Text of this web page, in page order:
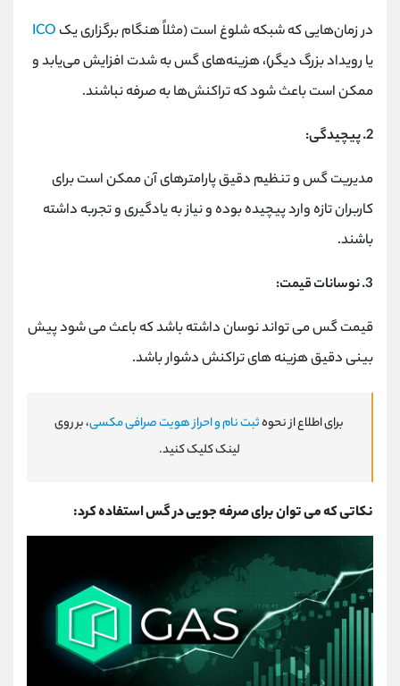
در زمان‌هایی که شبکه شلوغ است (مثلاً هنگام برگزاری یک ICO
یا رویداد بزرگ دیگر)، هزینه‌های گس به شدت افزایش می‌یابد و
ممکن است باعث شود که تراکنش‌ها به صرفه نباشند.
2. پیچیدگی:
مدیریت گس و تنظیم دقیق پارامترهای آن ممکن است برای
کاربران تازه ‌وارد پیچیده بوده و نیاز به یادگیری و تجربه داشته
باشند.
3. نوسانات قیمت:
قیمت گس می‌ تواند نوسان داشته باشد که باعث می‌ شود پیش
‌بینی دقیق هزینه ‌های تراکنش دشوار باشد.
برای اطلاع از نحوهثبت نام و احراز هویت صرافی مکسی، بر روی
لینک کلیک کنید.
نکاتی که می توان برای صرفه جویی در گس استفاده کرد: